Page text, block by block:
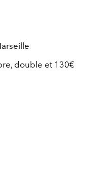
double et 130€